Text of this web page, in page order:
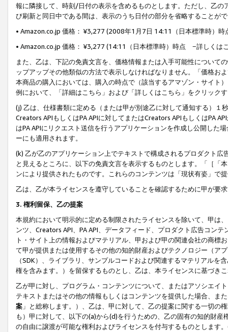
報に隣接して、時刻/日付の表示を含めるものとします。ただし、乙
び刷新と同日中である間は、表示のうち日付の部分を省略することが
• Amazon.co.jp 価格： ¥3,277 (2008年1月7日 14:11（日本標準時）
• Amazon.co.jp 価格： ¥3,277 (14:11（日本標準時）時点 −詳しくは
また、乙は、下記の免責文言を、価格情報または入手可能性について
ップアップその他類似の方法で表示しなければなりません。「価格
本商品の購入においては、購入の時点で（該当するアマゾン・サイト
例において、「詳細はこちら」および「詳しくはこちら」をクリック
(j) 乙は、仕様書類に定める（または甲が別途乙に対して通知する）
Creators APIもしくはPA APIに対してまたはCreators APIもしくはPA
はPA APIにリクエスト送信を行うアプリケーションを作成し公開した
ーにも適用されます。
(k) 乙が乙のアプリケーション上でテキストで構成されるプロダクト
と見えるところに、以下の免責文言を表示するものとします。「［「
ンにより提供されたものです。これらのコンテンツは「現状有姿」で
乙は、乙が本ライセンスを遵守していることを確認するために甲が要
3. 権利留保、乙の提案
本規約において明示的に定める制限されたライセンスを除いて、甲は
ンツ、Creators API、PA API、データフィード、プロダクト広告コン
ト・サイト上の情報およびマテリアル、甲および甲の関連会社の商
て甲が提供または使用するその他の知的財産およびテクノロジー（ア
（SDK）、ライブラリ、サンプルコードおよび関連するマテリアル
権を含みます。）を留保するものとし、乙は、本ライセンスに基づき
乙が甲に対し、プログラム・コンテンツについて、またはアソシエイ
テキストまたはその他の情報もしくはコンテンツを提供した場合、ま
案 」と総称します。）、乙は、甲に対して、乙の提案に関する一切
も）甲に対して、以下の(a)から(d)を行うための、乙の固有の知的財
の自由に譲渡が可能な権利およびライセンスを付与するものとします